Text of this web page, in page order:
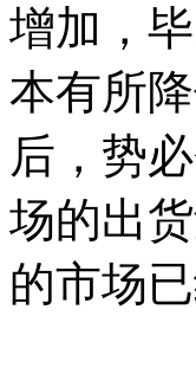
增加，
本有所
后，势
场的出
的市场